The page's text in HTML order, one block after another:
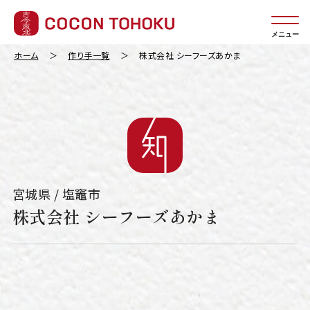
メニュー
ホーム 作り手一覧 株式会社 シーフーズあかま
宮城県 / 塩竈市
株式会社 シーフーズあかま